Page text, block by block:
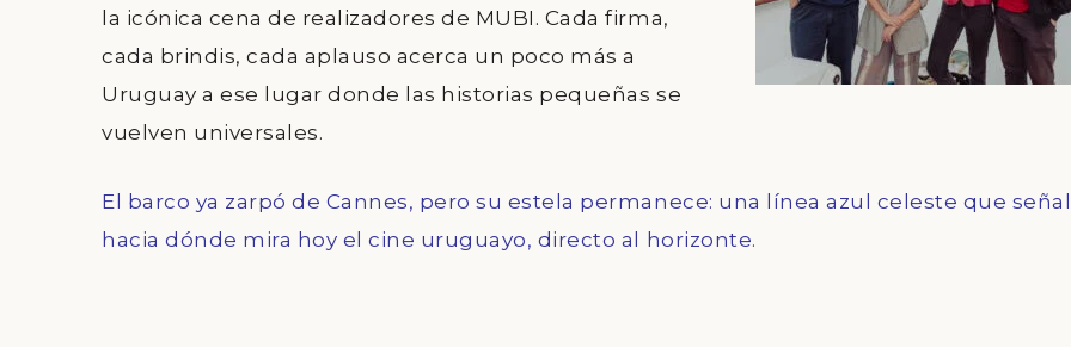
la icónica cena de realizadores de MUBI . Cada firma,
cada brindis, cada aplauso acerca un poco más a
Uruguay a ese lugar donde las historias pequeñas se
vuelven universales.
El barco ya zarpó de Cannes, pero su estela permanece: una línea azul celeste que
hacia dónde mira hoy el cine uruguayo, directo al horizonte.